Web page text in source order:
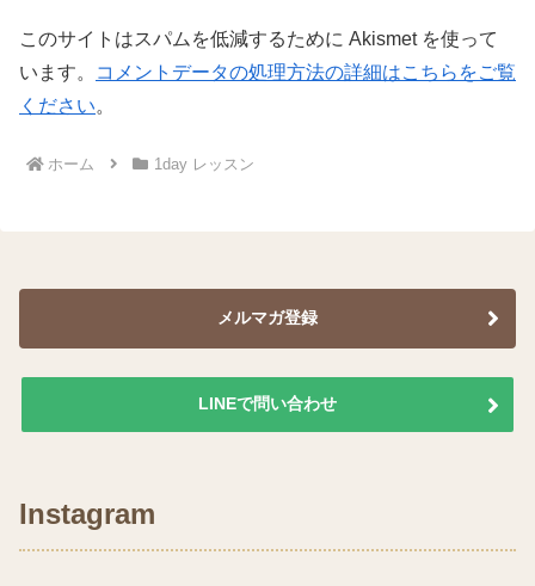
このサイトはスパムを低減するために Akismet を使って
います。
コメントデータの処理方法の詳細はこちらをご覧
ください。
ホーム 1day レッスン
メルマガ登録
LINEで問い合わせ
Instagram